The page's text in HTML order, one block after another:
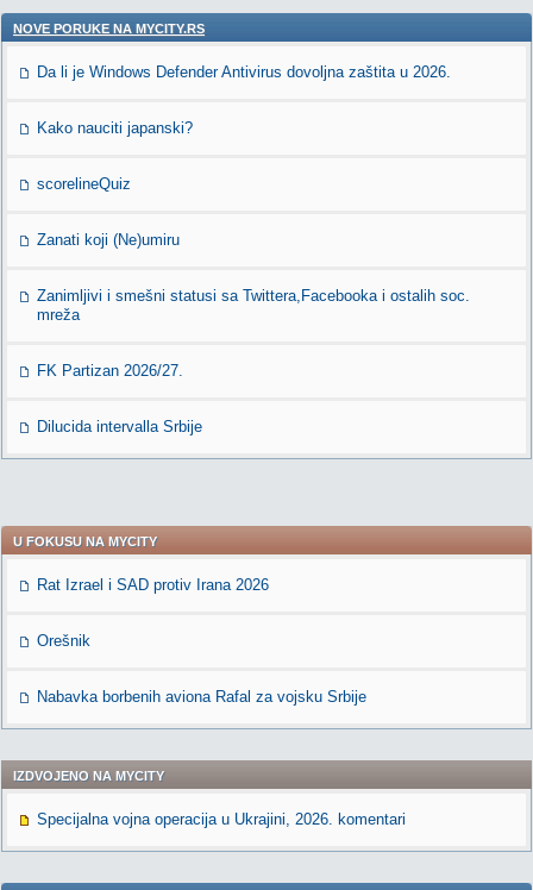
NOVE PORUKE NA MYCITY.RS
Da li je Windows Defender Antivirus dovoljna zaštita u 2026.
Kako nauciti japanski?
scorelineQuiz
Zanati koji (Ne)umiru
Zanimljivi i smešni statusi sa Twittera,Facebooka i ostalih soc.
mreža
FK Partizan 2026/27.
Dilucida intervalla Srbije
U FOKUSU NA MYCITY
Rat Izrael i SAD protiv Irana 2026
Orešnik
Nabavka borbenih aviona Rafal za vojsku Srbije
IZDVOJENO NA MYCITY
Specijalna vojna operacija u Ukrajini, 2026. komentari